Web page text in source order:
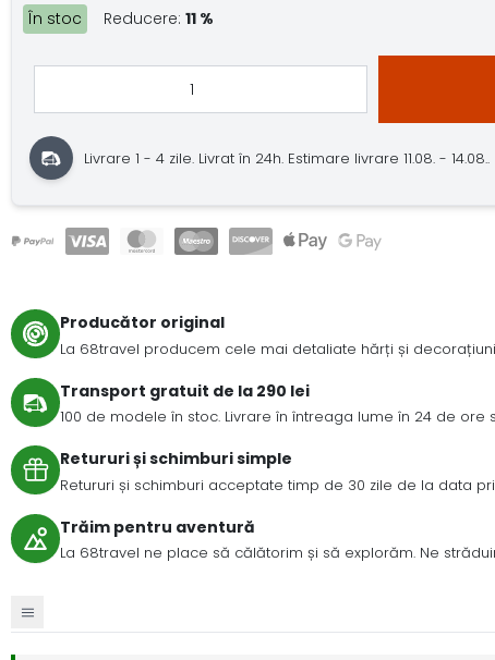
În stoc Reducere: 11 %
Livrare 1 - 4 zile. Livrat în 24h. Estimare livrare 11.08. - 14.08..
Producător original
La 68travel producem cele mai detaliate hărți și
Transport gratuit de la 290 lei
100 de modele în stoc. Livrare în întreaga lume în 24 de
Retururi și schimburi simple
Retururi și schimburi acceptate timp de 30 zile de la data
Trăim pentru aventură
La 68travel ne place să călătorim și să explorăm. Ne